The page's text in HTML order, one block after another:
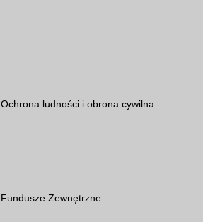
Ochrona ludności i obrona cywilna
Fundusze Zewnętrzne